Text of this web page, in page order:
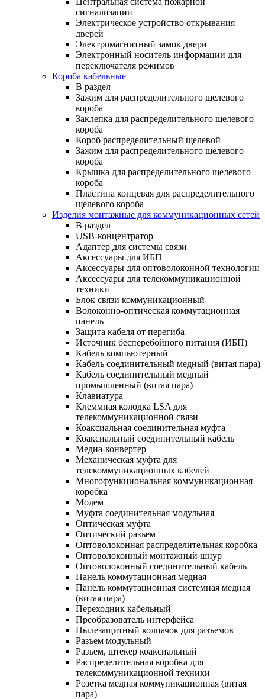
сигнализации
Электрическое устройство открывания
дверей
Электромагнитный замок двери
Электронный носитель информации для
переключателя режимов
Короба кабельные
В раздел
Зажим для распределительного щелевого
короба
Заклепка для распределительного щелевого
короба
Короб распределительный щелевой
Зажим для распределительного щелевого
короба
Крышка для распределительного щелевого
короба
Пластина концевая для распределительного
щелевого короба
Изделия монтажные для коммуникационных сетей
В раздел
USB-концентратор
Адаптер для системы связи
Аксессуары для ИБП
Аксессуары для оптоволоконной технологии
Аксессуары для телекоммуникационной
техники
Блок связи коммуникационный
Волоконно-оптическая коммутационная
панель
Защита кабеля от перегиба
Источник бесперебойного питания (ИБП)
Кабель компьютерный
Кабель соединительный медный (витая пара)
Кабель соединительный медный
промышленный (витая пара)
Клавиатура
Клеммная колодка LSA для
телекоммуникационной связи
Коаксиальная соединительная муфта
Коаксиальный соединительный кабель
Медиа-конвертер
Механическая муфта для
телекоммуникационных кабелей
Многофункциональная коммуникационная
коробка
Модем
Муфта соединительная модульная
Оптическая муфта
Оптический разъем
Оптоволоконная распределительная коробка
Оптоволоконный монтажный шнур
Оптоволоконный соединительный кабель
Панель коммутационная медная
Панель коммутационная системная медная
(витая пара)
Переходник кабельный
Преобразователь интерфейса
Пылезащитный колпачок для разъемов
Разъем модульный
Разъем, штекер коаксиальный
Распределительная коробка для
телекоммуникационной техники
Розетка медная коммуникационная (витая
пара)